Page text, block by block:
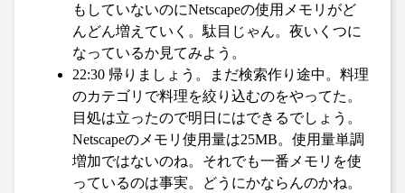
もしていないのにNetscapeの使用メモリがど
んどん増えていく。駄目じゃん。夜いくつに
なっているか見てみよう。
22:30 帰りましょう。まだ検索作り途中。料理
のカテゴリで料理を絞り込むのをやってた。
目処は立ったので明日にはできるでしょう。
Netscapeのメモリ使用量は25MB。使用量単調
増加ではないのね。それでも一番メモリを使
っているのは事実。どうにかならんのかね。